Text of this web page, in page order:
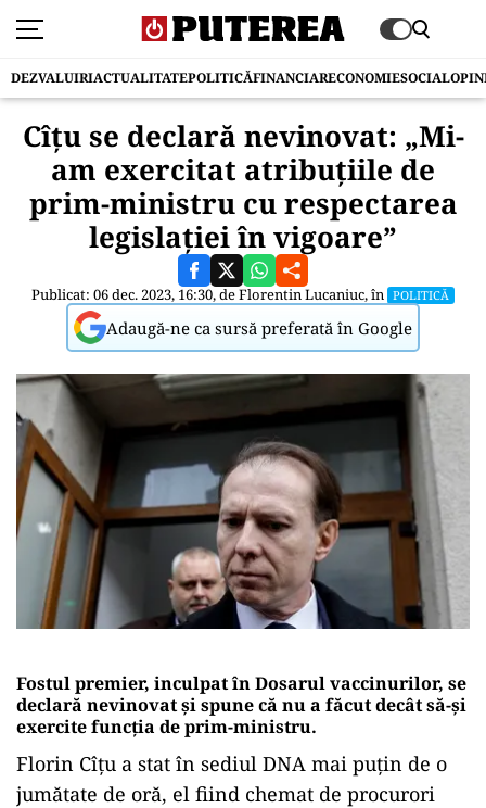
DEZVALUIRIACTUALITATEPOLITICĂFINANCIARECONOMIESOCIAL
Cîțu se declară nevinovat: „Mi-
am exercitat atribuțiile de
prim-ministru cu respectarea
legislației în vigoare”
Publicat: 06 dec. 2023, 16:30, deFlorentin Lucaniuc, în POLITICĂ
Adaugă-ne ca sursă preferată în Google
Fostul premier, inculpat în Dosarul vaccinurilor, se
declară nevinovat și spune că nu a făcut decât să-și
exercite funcția de prim-ministru.
Florin Cîţu a stat în sediul DNA mai puţin de o
jumătate de oră, el fiind chemat de procurori